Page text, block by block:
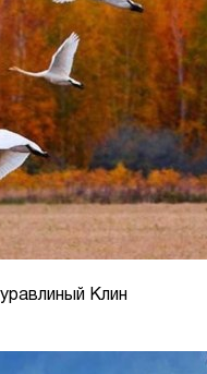
Клин